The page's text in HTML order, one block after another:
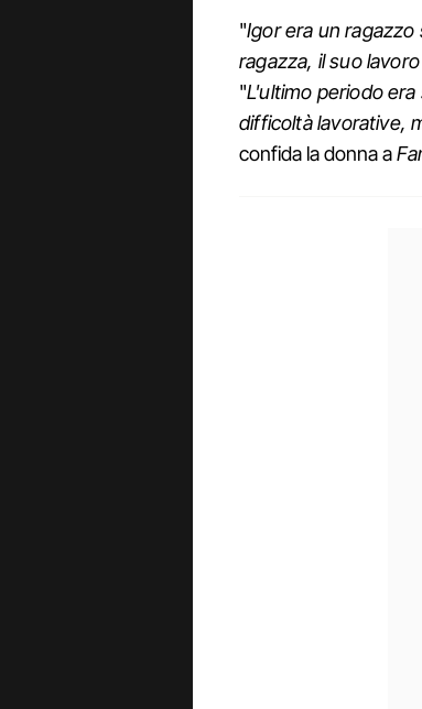
"Igor era un ragazzo
ragazza, il suo
"L'ultimo periodo
difficoltà lavorative,
confida la donna a